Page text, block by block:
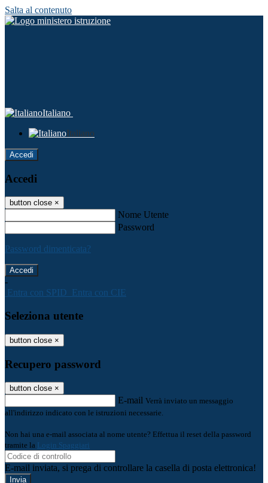
Salta al contenuto
Italiano
Italiano
Accedi
Accedi
button close ×
Nome Utente
Password
Password dimenticata?
-
Entra con SPID Entra con CIE
Seleziona utente
button close ×
Recupero password
button close ×
E-mail Verrà inviato un messaggio
all'indirizzo indicato con le istruzioni necessarie.
Non hai una e-mail associata al nome utente? Effettua il reset della password
tramite la Login Spaggiari
E-mail inviata, si prega di controllare la casella di posta elettronica!